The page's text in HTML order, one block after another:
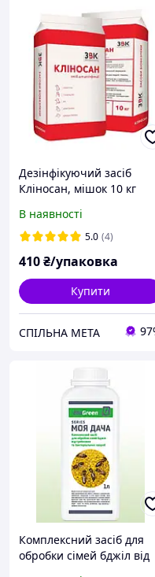
Дезінфікуючий засіб
Кліносан, мішок 10 кг
В наявності
5.0 (4)
410₴/упаковка
Купити
СПІЛЬНА МЕТА
Комплексний засіб для
обробки сімей бджіл від